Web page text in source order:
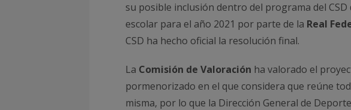
su posible inclusión dentro del programa del CSD
escolar para el año 2021 por parte de la Real
CSD ha hecho oficial la resolución final.
La Comisión de Valoración ha valorado el
pormenorizado en el que considera que reúne
misma, por lo que la Dirección General de